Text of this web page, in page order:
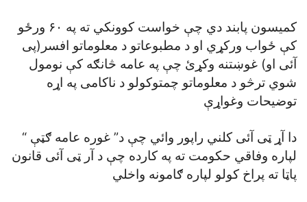
کميسون پابند دي چې خواست کوونکي ته په ۶۰ ورځو
کې ځواب ورکړي او د مطبوعاتو د معلوماتو افسر(پی
آئی او) غوښتنه وکړئ چې په عامه څانګه کې نومول
شوي ترڅو د معلوماتو چمتوکولو د ناکامی په اړه
توضيحات وغواړې
دا آړ ټی آئی کلني راپور وائي چې د” غوره عامه ګټې “
لپاره وفاقي حکومت ته په کارده چې د آر ټی آئی قانون
پاټا ته پراخ کولو لپاره ګامونه واخلي